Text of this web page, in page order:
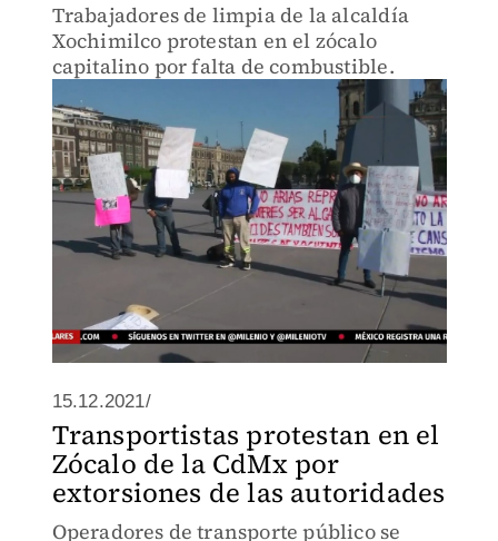
Trabajadores de limpia de la alcaldía
Xochimilco protestan en el zócalo
capitalino por falta de combustible.
15.12.2021/
Transportistas protestan en el
Zócalo de la CdMx por
extorsiones de las autoridades
Operadores de transporte público se